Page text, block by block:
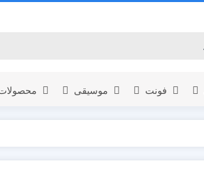
برودکست
فونت موسیقی